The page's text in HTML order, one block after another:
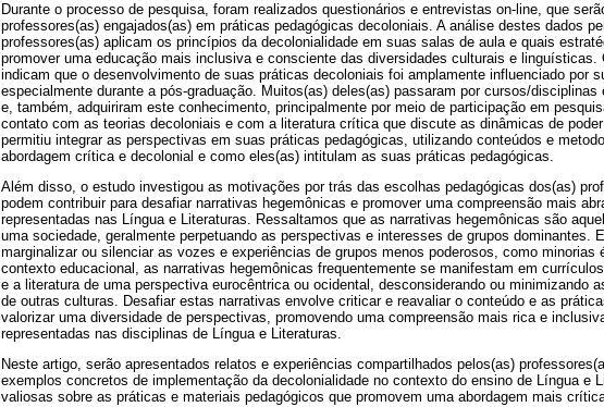
Durante o processo de pesquisa, foram realizados questionários e entrevistas on-line, que
professores(as) engajados(as) em práticas pedagógicas decoloniais. A análise destes dados
professores(as) aplicam os princípios da decolonialidade em suas salas de aula e quais
promover uma educação mais inclusiva e consciente das diversidades culturais e linguísticas.
indicam que o desenvolvimento de suas práticas decoloniais foi amplamente influenciado por
especialmente durante a pós-graduação. Muitos(as) deles(as) passaram por cursos/
e, também, adquiriram este conhecimento, principalmente por meio de participação em
contato com as teorias decoloniais e com a literatura crítica que discute as dinâmicas de
permitiu integrar as perspectivas em suas práticas pedagógicas, utilizando conteúdos e
abordagem crítica e decolonial e como eles(as) intitulam as suas práticas pedagógicas.
Além disso, o estudo investigou as motivações por trás das escolhas pedagógicas dos(as)
podem contribuir para desafiar narrativas hegemônicas e promover uma compreensão mais
representadas nas Língua e Literaturas. Ressaltamos que as narrativas hegemônicas são
uma sociedade, geralmente perpetuando as perspectivas e interesses de grupos dominantes.
marginalizar ou silenciar as vozes e experiências de grupos menos poderosos, como
contexto educacional, as narrativas hegemônicas frequentemente se manifestam em
e a literatura de uma perspectiva eurocêntrica ou ocidental, desconsiderando ou minimizando
de outras culturas. Desafiar estas narrativas envolve criticar e reavaliar o conteúdo e as
valorizar uma diversidade de perspectivas, promovendo uma compreensão mais rica e
representadas nas disciplinas de Língua e Literaturas.
Neste artigo, serão apresentados relatos e experiências compartilhados pelos(as)
exemplos concretos de implementação da decolonialidade no contexto do ensino de Língua e
valiosas sobre as práticas e materiais pedagógicos que promovem uma abordagem mais